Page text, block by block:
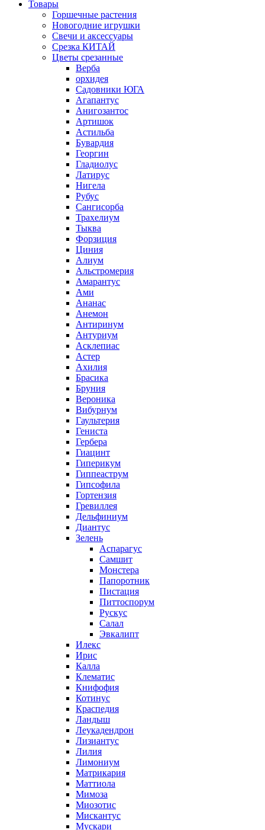
Товары
Горшечные растения
Новогодние игрушки
Свечи и аксессуары
Срезка КИТАЙ
Цветы срезанные
Верба
орхидея
Садовники ЮГА
Агапантус
Анигозантос
Артишок
Астильба
Бувардия
Георгин
Гладиолус
Латирус
Нигела
Рубус
Сангисорба
Трахелиум
Тыква
Форзиция
Циния
Алиум
Альстромерия
Амарантус
Ами
Ананас
Анемон
Антиринум
Антуриум
Асклепиас
Астер
Ахилия
Брасика
Бруния
Вероника
Вибурнум
Гаультерия
Гениста
Гербера
Гиацинт
Гиперикум
Гиппеаструм
Гипсофила
Гортензия
Гревиллея
Дельфиниум
Диантус
Зелень
Аспарагус
Самшит
Монстера
Папоротник
Пистация
Питтоспорум
Рускус
Салал
Эвкалипт
Илекс
Ирис
Калла
Клематис
Книфофия
Котинус
Краспедия
Ландыш
Леукадендрон
Лизиантус
Лилия
Лимониум
Матрикария
Маттиола
Мимоза
Миозотис
Мискантус
Мускари